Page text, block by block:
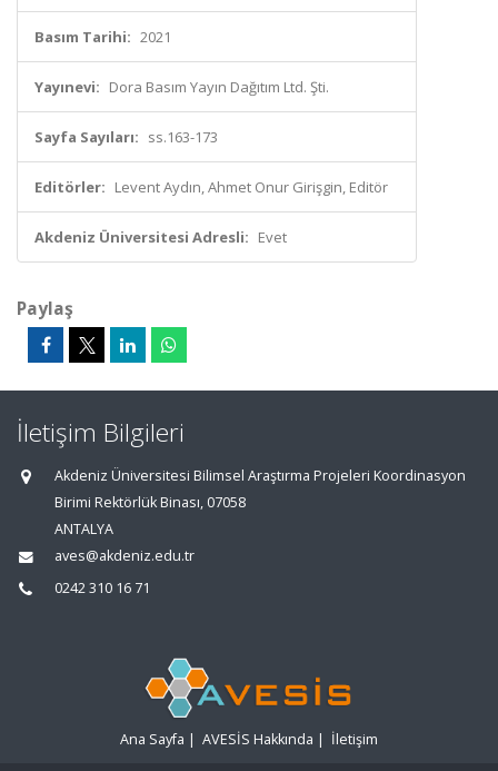
Basım Tarihi: 2021
Yayınevi: Dora Basım Yayın Dağıtım Ltd. Şti.
Sayfa Sayıları: ss.163-173
Editörler: Levent Aydın, Ahmet Onur Girişgin, Editör
Akdeniz Üniversitesi Adresli: Evet
Paylaş
İletişim Bilgileri
Akdeniz Üniversitesi Bilimsel Araştırma Projeleri Koordinasyon
Birimi Rektörlük Binası, 07058
ANTALYA
aves@akdeniz.edu.tr
0242 310 16 71
Ana Sayfa | AVESİS Hakkında | İletişim